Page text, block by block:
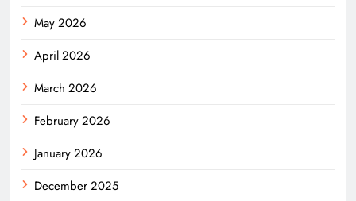
May 2026
April 2026
March 2026
February 2026
January 2026
December 2025